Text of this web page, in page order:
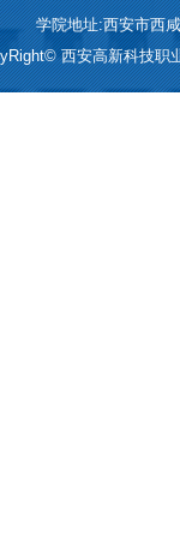
学院地址:西安市西
西安高新科技职